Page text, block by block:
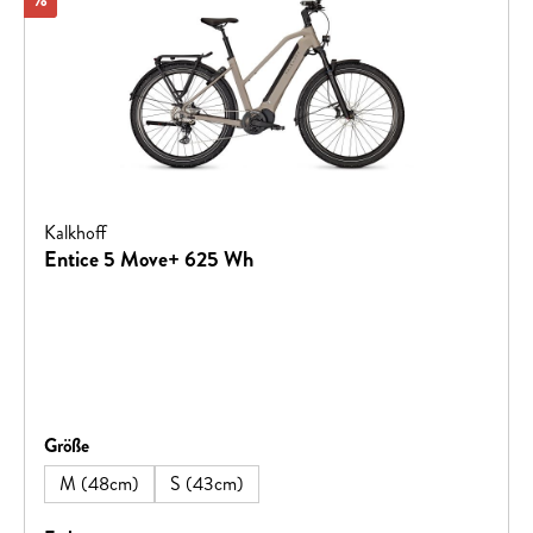
Kalkhoff
Entice 5 Move+ 625 Wh
Größeauswählen
M (48cm)
S (43cm)